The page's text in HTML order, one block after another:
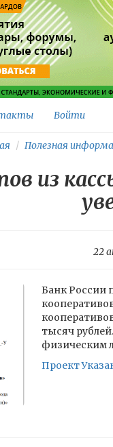
Войти
Полезная
из
22
Банк России
тысяч
физическим
Проект